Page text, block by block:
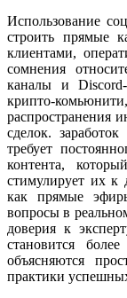
Использование
строить прямые
клиентами,
сомнения
каналы и Discord-
крипто-
распространения
сделок.
требует
контента,
стимулирует их к
как прямые
вопросы в
доверия к
становится
объясняются
практики